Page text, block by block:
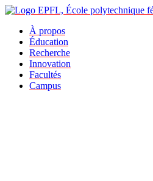
À propos
Éducation
Recherche
Innovation
Facultés
Campus